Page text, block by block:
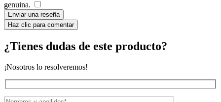
genuina.
Enviar una reseña
Haz clic para comentar
¿Tienes dudas de este producto?
¡Nosotros lo resolveremos!